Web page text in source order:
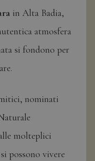
in Alta Badia,
atmosfera
si fondono per
nominati
molteplici
possono vivere